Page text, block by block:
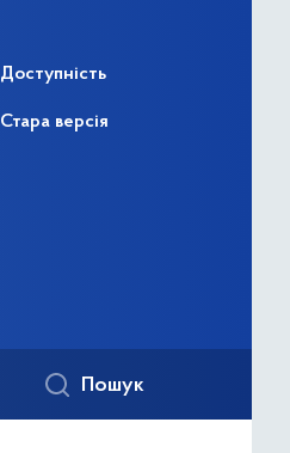
Доступність
Стара версія
Пошук